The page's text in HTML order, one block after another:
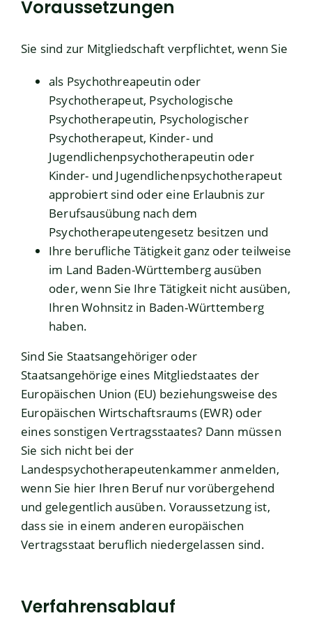
Voraussetzungen
Sie sind zur Mitgliedschaft verpflichtet, wenn Sie
als Psychothreapeutin oder
Psychotherapeut, Psychologische
Psychotherapeutin, Psychologischer
Psychotherapeut, Kinder- und
Jugendlichenpsychotherapeutin oder
Kinder- und Jugendlichenpsychotherapeut
approbiert sind oder eine Erlaubnis zur
Berufsausübung nach dem
Psychotherapeutengesetz besitzen und
Ihre berufliche Tätigkeit ganz oder teilweise
im Land Baden-Württemberg ausüben
oder, wenn Sie Ihre Tätigkeit nicht ausüben,
Ihren Wohnsitz in Baden-Württemberg
haben.
Sind Sie Staatsangehöriger oder
Staatsangehörige eines Mitgliedstaates der
Europäischen Union (EU) beziehungsweise des
Europäischen Wirtschaftsraums (EWR) oder
eines sonstigen Vertragsstaates? Dann müssen
Sie sich nicht bei der
Landespsychotherapeutenkammer anmelden,
wenn Sie hier Ihren Beruf nur vorübergehend
und gelegentlich ausüben. Voraussetzung ist,
dass sie in einem anderen europäischen
Vertragsstaat beruflich niedergelassen sind.
Verfahrensablauf